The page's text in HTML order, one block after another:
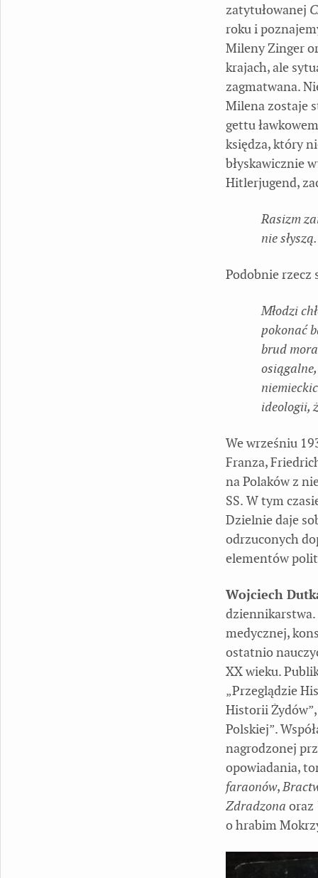
zatytułowanej
roku i
Mileny Zinger
krajach, ale
zagmatwana.
Milena zostaje
gettu
księdza, który
błyskawicznie
Hitlerjugend,
Rasizm
nie słyszą.
Podobnie rzecz
Młodzi
pokonać
brud
ideologii,
We wrześniu
Franza,
na Polaków z
SS. W tym
Dzielnie daje
odrzuconych
elementów
Wojciech
medycznej,
ostatnio
XX wieku.
„Przeglądzie
Historii
Polskiej”.
nagrodzonej
opowiadania,
faraonów,
Zdradzona oraz
o hrabim